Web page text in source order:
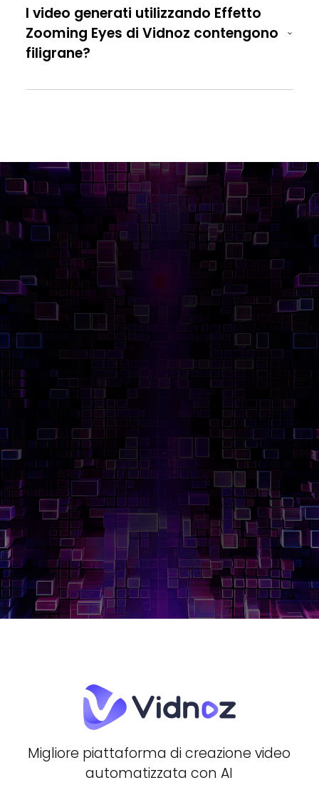
I video generati utilizzando Effetto
Zooming Eyes di Vidnoz contengono
filigrane?
Migliore piattaforma di creazione video
automatizzata con AI